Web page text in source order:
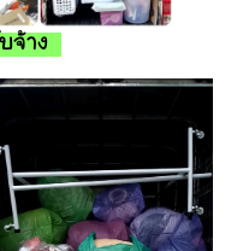
จ้าง